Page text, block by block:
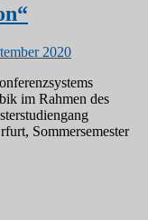
2020
im Rahmen des
Sommersemester